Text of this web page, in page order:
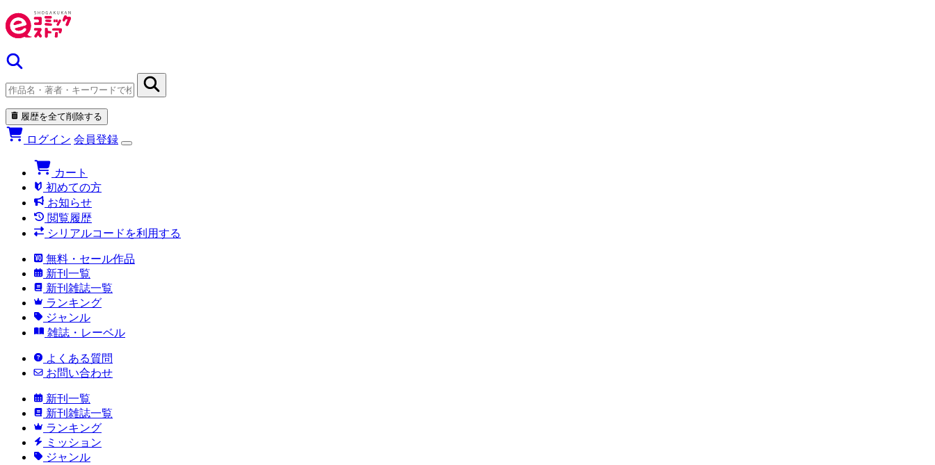
履歴を全て削除する
ログイン 会員登録
カート
初めての方
お知らせ
閲覧履歴
シリアルコードを利用する
無料・セール作品
新刊一覧
新刊雑誌一覧
ランキング
ジャンル
雑誌・レーベル
よくある質問
お問い合わせ
新刊一覧
新刊雑誌一覧
ランキング
ミッション
ジャンル